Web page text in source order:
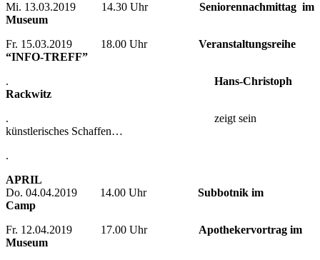
Mi. 13.03.2019 14.30 Uhr Seniorennachmittag im
Museum
Fr. 15.03.2019 18.00 UhrVeranstaltungsreihe
“INFO-TREFF”
. Hans-Christoph
Rackwitz
. zeigt sein
künstlerisches Schaffen…
.
APRIL
Do. 04.04.2019 14.00 Uhr Subbotnik im
Camp
Fr. 12.04.2019 17.00 Uhr Apothekervortrag im
Museum